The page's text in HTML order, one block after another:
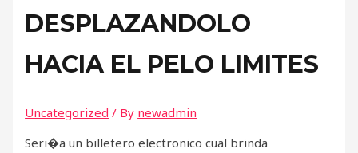
DESPLAZANDOLO
HACIA EL PELO LIMITES
Uncategorized / By newadmin
Seri�a un billetero electronico cual brinda